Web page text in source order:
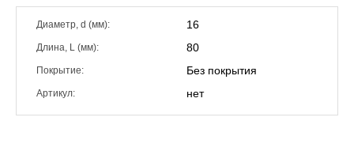
Диаметр, d (мм): 16
Длина, L (мм): 80
Покрытие: Без покрытия
Артикул: нет